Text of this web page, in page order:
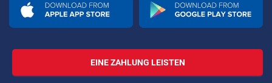
EINE ZAHLUNG LEISTEN